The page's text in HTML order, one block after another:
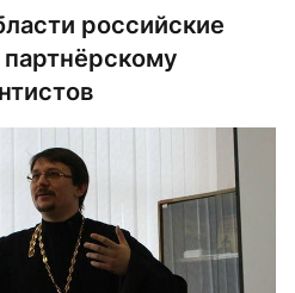
российские